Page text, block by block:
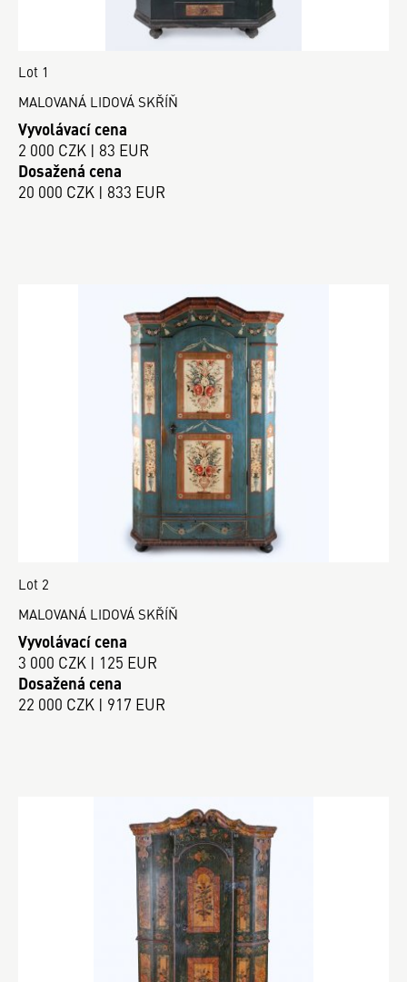
Lot 1
MALOVANÁ LIDOVÁ SKŘÍŇ
Vyvolávací cena
2 000 CZK | 83 EUR
Dosažená cena
20 000 CZK | 833 EUR
Lot 2
MALOVANÁ LIDOVÁ SKŘÍŇ
Vyvolávací cena
3 000 CZK | 125 EUR
Dosažená cena
22 000 CZK | 917 EUR